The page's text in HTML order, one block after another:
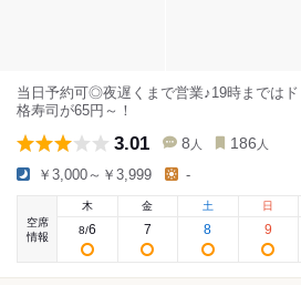
当日予約可◎夜遅くまで営業♪19時までは
格寿司が65円～！
3.01 8 人 186 人
￥3,000～￥3,999 -
空席
情報
木
8/6
金
7
土
8
日
9